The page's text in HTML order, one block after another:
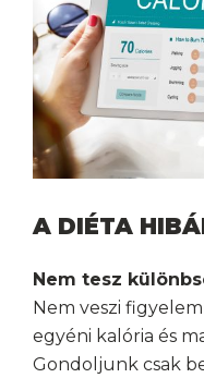
A DIÉTA
Nem tesz
Nem veszi
egyéni kalória és
Gondoljunk csak